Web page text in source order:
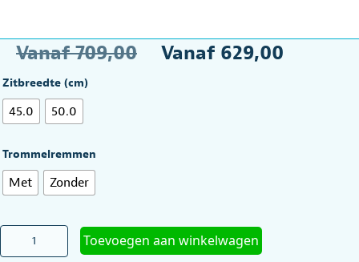
Vanaf709,00
Oorspronkelijke
Vanaf 629,00
Zitbreedte (cm)
45.0 50.0
Trommelremmen
Met Zonder
Rolstoel
Strongback
Toevoegen aan winkelwagen